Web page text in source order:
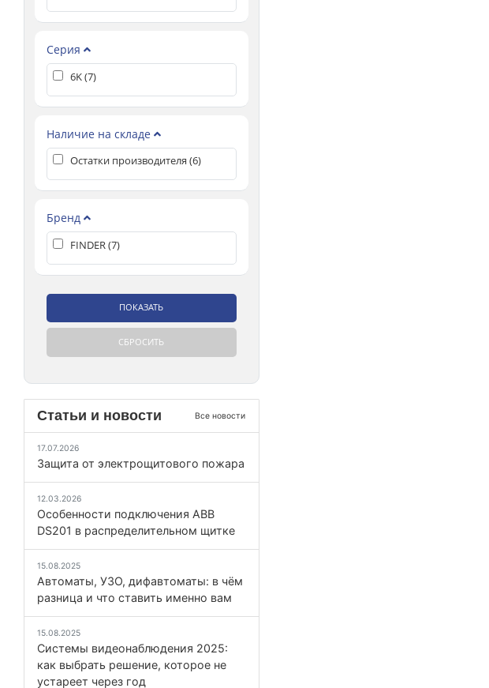
Серия
6K (7)
Наличие на складе
Остатки производителя (6)
Бренд
FINDER (7)
Статьи и новости Все новости
17.07.2026
Защита от электрощитового пожара
12.03.2026
Особенности подключения ABB
DS201 в распределительном щитке
15.08.2025
Автоматы, УЗО, дифавтоматы: в чём
разница и что ставить именно вам
15.08.2025
Системы видеонаблюдения 2025:
как выбрать решение, которое не
устареет через год